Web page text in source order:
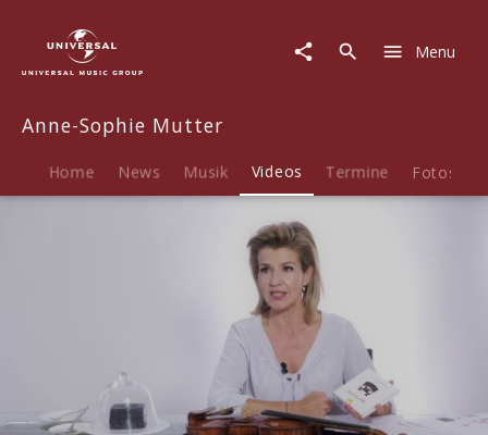
Auswahl
Menu
Anne-Sophie Mutter
Home News Musik Videos Termine Fotos
Play